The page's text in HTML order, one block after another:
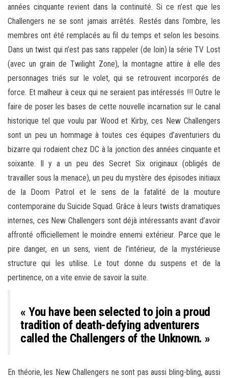
années cinquante revient dans la continuité. Si ce n’est que les
Challengers ne se sont jamais arrêtés. Restés dans l’ombre, les
membres ont été remplacés au fil du temps et selon les besoins.
Dans un twist qui n’est pas sans rappeler (de loin) la série TV Lost
(avec un grain de Twilight Zone), la montagne attire à elle des
personnages triés sur le volet, qui se retrouvent incorporés de
force. Et malheur à ceux qui ne seraient pas intéressés !!! Outre le
faire de poser les bases de cette nouvelle incarnation sur le canal
historique tel que voulu par Wood et Kirby, ces New Challengers
sont un peu un hommage à toutes ces équipes d’aventuriers du
bizarre qui rodaient chez DC à la jonction des années cinquante et
soixante. Il y a un peu des Secret Six originaux (obligés de
travailler sous la menace), un peu du mystère des épisodes initiaux
de la Doom Patrol et le sens de la fatalité de la mouture
contemporaine du Suicide Squad. Grâce à leurs twists dramatiques
internes, ces New Challengers sont déjà intéressants avant d’avoir
affronté officiellement le moindre ennemi extérieur. Parce que le
pire danger, en un sens, vient de l’intérieur, de la mystérieuse
structure qui les utilise. Le tout donne du suspens et de la
pertinence, on a vite envie de savoir la suite.
« You have been selected to join a proud
tradition of death-defying adventurers
called the Challengers of the Unknown. »
En théorie, les New Challengers ne sont pas aussi bling-bling, aussi